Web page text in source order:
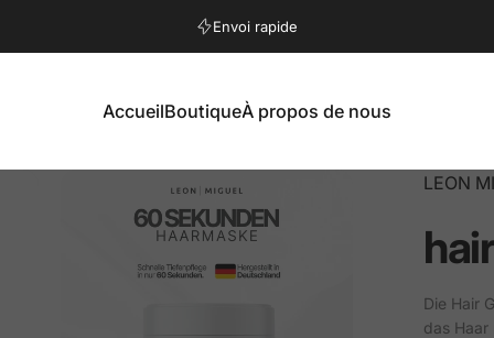
Retour gratuit
AccueilBoutiqueÀ propos de nous
LEON
Die Hair
das Haar